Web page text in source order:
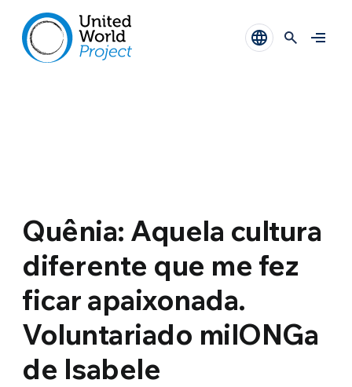
Quênia: Aquela cultura
diferente que me fez
ficar apaixonada.
Voluntariado milONGa
de Isabele